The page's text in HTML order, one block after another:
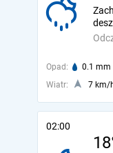
Opad: 0.1 mm
Wiatr:
7 km/
02:00